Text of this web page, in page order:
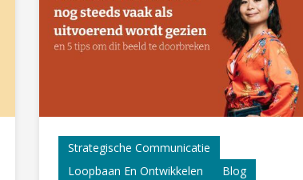
Strategische Communicatie
Loopbaan En Ontwikkelen
Blog